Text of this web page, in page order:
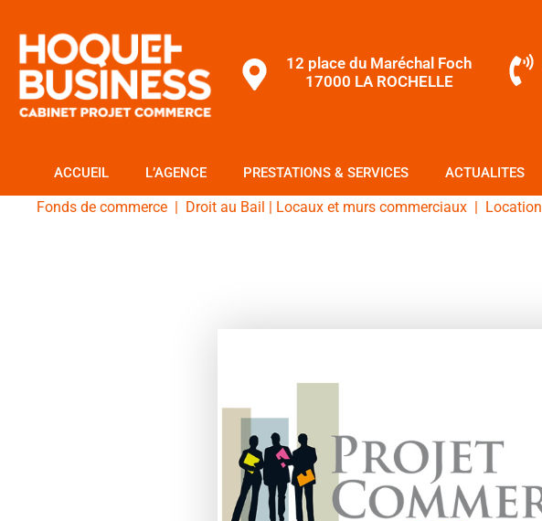
12 place du Maréchal Foch
17000 LA ROCHELLE
ACCUEIL L’AGENCE PRESTATIONS & SERVICES ACTUALITES
Fonds de commerce | Droit au Bail | Locaux et murs commerciaux | Location